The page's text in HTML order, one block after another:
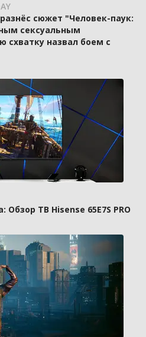
сюжет "Человек-паук:
сексуальным
схватку назвал боем с
ТВ Hisense 65E7S PRO